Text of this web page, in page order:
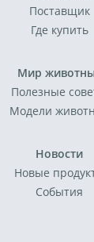
Поставщик
Где купить
Мир
Полезные
Модели
Новости
Новые
События